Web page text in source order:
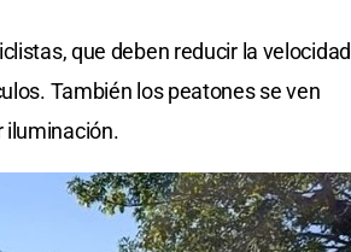
que deben reducir la velocidad
También los peatones se ven
iluminación.